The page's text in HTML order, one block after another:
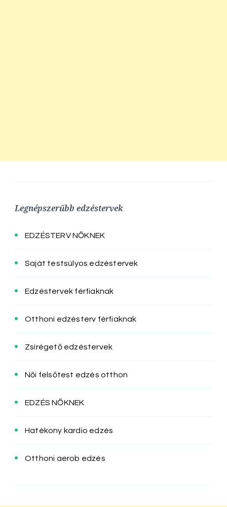
Legnépszerűbb edzéstervek
EDZÉSTERV NŐKNEK
Saját testsúlyos edzéstervek
Edzéstervek férfiaknak
Otthoni edzésterv férfiaknak
Zsírégető edzéstervek
Női felsőtest edzés otthon
EDZÉS NŐKNEK
Hatékony kardio edzés
Otthoni aerob edzés